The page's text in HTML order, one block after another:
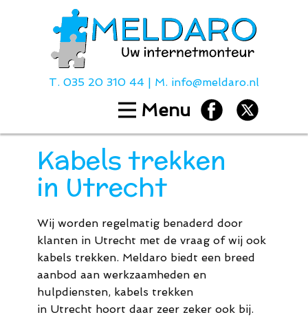
T. 035 20 310 44 | M. info@meldaro.nl
Menu
Diensten
Hulp bij
Over ons
Tarieven
035 20 310
Kabels trekken
in Utrecht
Wij worden regelmatig benaderd door
klanten in Utrecht met de vraag of wij ook
kabels trekken. Meldaro biedt een breed
aanbod aan werkzaamheden en
hulpdiensten, kabels trekken
in Utrecht hoort daar zeer zeker ook bij.